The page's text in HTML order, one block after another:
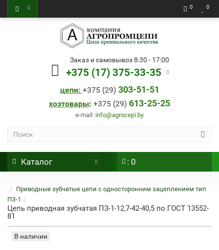
0 0
Заказ и самовывоз 8:30 - 17:00
+375 (17) 375-33-35
цепи: +375 (29) 303-51-51
хозтовары: +375 (29) 613-25-25
e-mail: info@agrocepi.by
Каталог : 0
Приводные зубчатые цепи с односторонним зацеплением тип
ПЗ-1
Цепь приводная зубчатая ПЗ-1-12,7-42-40,5 по ГОСТ 13552-
81
В наличии